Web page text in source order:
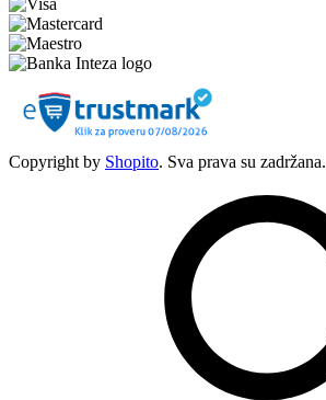
Copyright by Shopito. Sva prava su zadržana.